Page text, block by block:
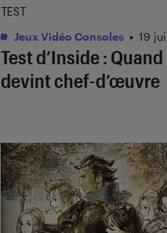
Test d’Inside :
devint chef-d’œuvre
TEST
Jeux Vidéo Consoles • 19